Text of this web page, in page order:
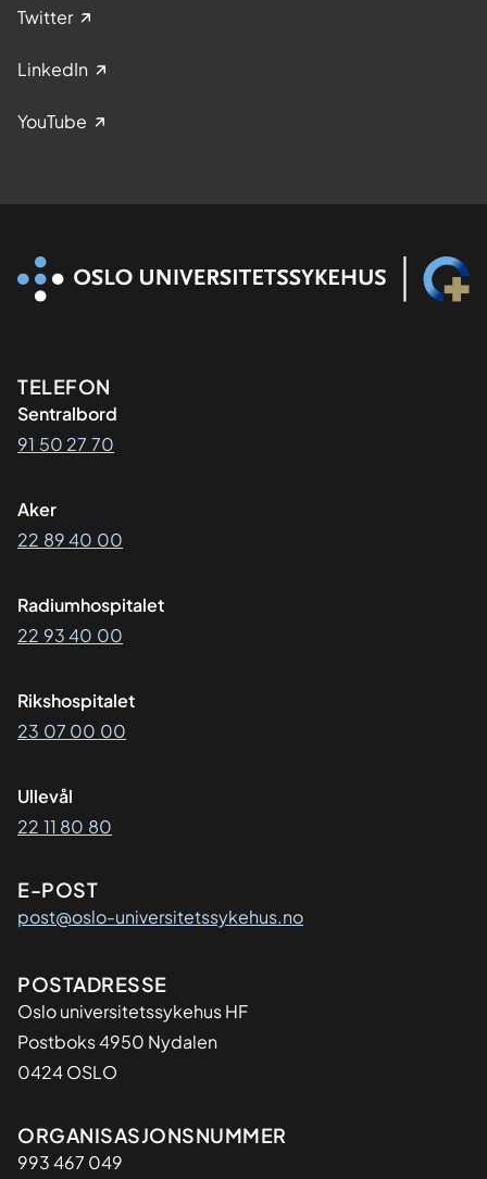
Twitter
LinkedIn
YouTube
Kontaktinformasjon
TELEFON
Sentralbord
91 50 27 70
Aker
22 89 40 00
Radiumhospitalet
22 93 40 00
Rikshospitalet
23 07 00 00
Ullevål
22 11 80 80
E-POST
post@oslo-universitetssykehus.no
Adresse
POSTADRESSE
Oslo universitetssykehus HF
Postboks 4950 Nydalen
0424 OSLO
Organisasjon
ORGANISASJONSNUMMER
993 467 049